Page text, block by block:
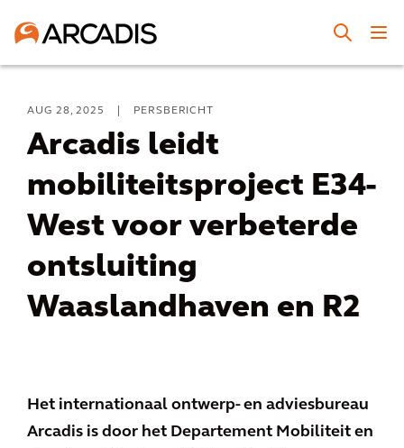
AUG 28, 2025 PERSBERICHT
Arcadis leidt
mobiliteitsproject E34-
West voor verbeterde
ontsluiting
Waaslandhaven en R2
Het internationaal ontwerp- en adviesbureau
Arcadis is door het Departement Mobiliteit en